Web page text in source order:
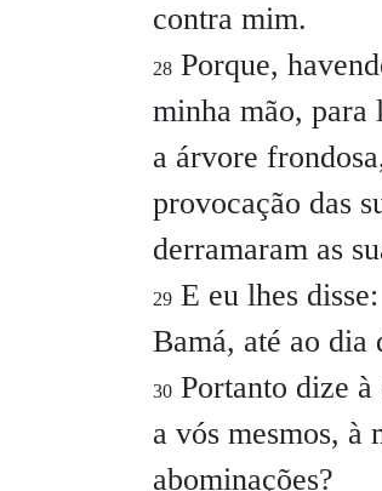
contra mim.
28 Porque,
minha mão, para
a árvore
provocação das
derramaram as
29 E eu lhes
Bamá, até ao dia
30 Portanto dize
a vós mesmos, à
abominações?